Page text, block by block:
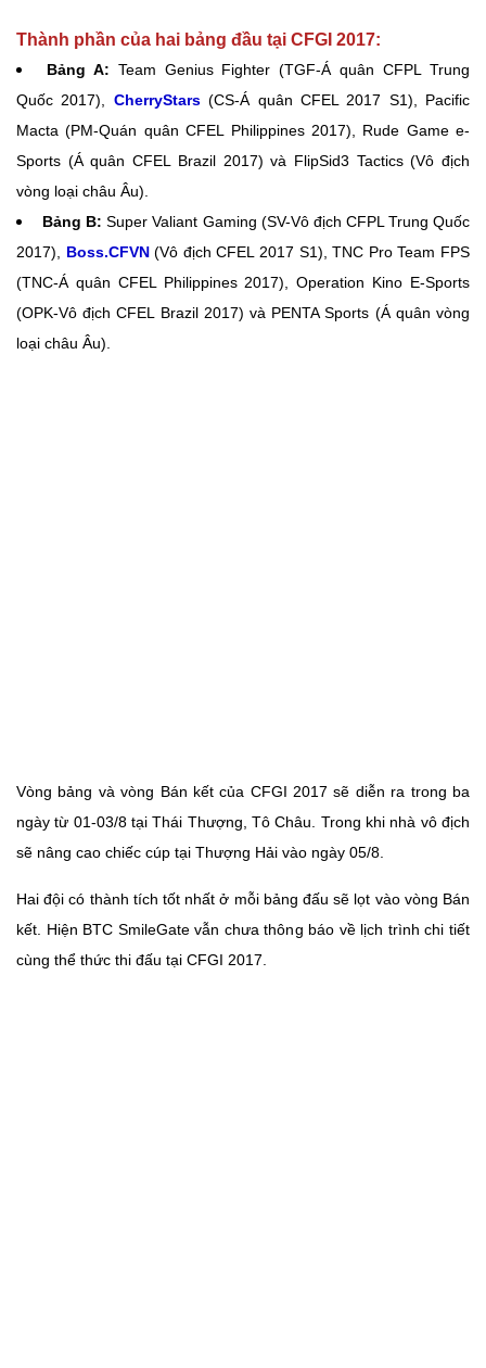
Thành phần của hai bảng đầu tại CFGI 2017:
Bảng A: Team Genius Fighter (TGF-Á quân CFPL Trung
Quốc 2017), CherryStars(CS-Á quân CFEL 2017 S1), Pacific
Macta (PM-Quán quân CFEL Philippines 2017), Rude Game e-
Sports (Á quân CFEL Brazil 2017) và FlipSid3 Tactics (Vô địch
vòng loại châu Âu).
Bảng B: Super Valiant Gaming (SV-Vô địch CFPL Trung Quốc
2017), Boss.CFVN(Vô địch CFEL 2017 S1), TNC Pro Team FPS
(TNC-Á quân CFEL Philippines 2017), Operation Kino E-Sports
(OPK-Vô địch CFEL Brazil 2017) và PENTA Sports (Á quân vòng
loại châu Âu).
Vòng bảng và vòng Bán kết của CFGI 2017 sẽ diễn ra trong ba
ngày từ 01-03/8 tại Thái Thượng, Tô Châu. Trong khi nhà vô địch
sẽ nâng cao chiếc cúp tại Thượng Hải vào ngày 05/8.
Hai đội có thành tích tốt nhất ở mỗi bảng đấu sẽ lọt vào vòng Bán
kết. Hiện BTC SmileGate vẫn chưa thông báo về lịch trình chi tiết
cùng thể thức thi đấu tại CFGI 2017.